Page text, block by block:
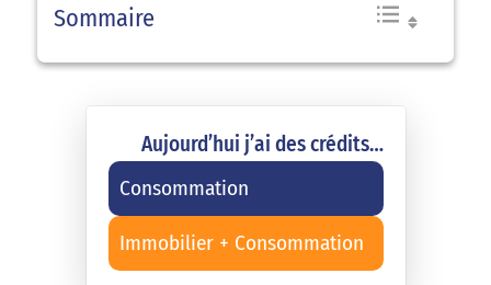
Sommaire
Aujourd’hui j’ai des crédits…
Consommation
Immobilier + Consommation